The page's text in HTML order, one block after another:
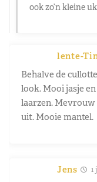
ook zo’n kleine
lente-
Behalve de
look. Mooi jasje
laarzen.
uit. Mooie mantel.
Jens 1